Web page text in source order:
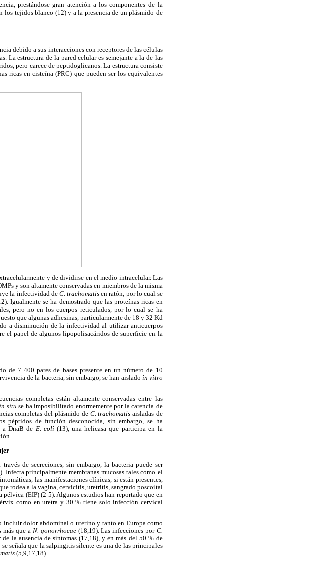
prestándose gran atención a los componentes de la
tejidos blanco (12) y a la presencia de un plásmido de
debido a sus interacciones con receptores de las células
La estructura de la pared celular es semejante a la de las
pero carece de peptidoglicanos. La estructura consiste
ricas en cisteína (PRC) que pueden ser los equivalentes
y de dividirse en el medio intracelular. Las
y son altamente conservadas en miembros de la misma
la infectividad deC. trachomatisen ratón, por lo cual se
Igualmente se ha demostrado que las proteínas ricas en
pero no en los cuerpos reticulados, por lo cual se ha
que algunas adhesinas, particularmente de 18 y 32 Kd
a disminución de la infectividad al utilizar anticuerpos
el papel de algunos lipopolisacáridos de superficie en la
de 7 400 pares de bases presente en un número de 10
de la bacteria, sin embargo, se han aislado in vitro
completas están altamente conservadas entre las
situse ha imposibilitado enormemente por la carencia de
completas del plásmido de C. trachomatisaisladas de
péptidos de función desconocida, sin embargo, se ha
a DnaB de E. coli (13), una helicasa que participa en la
.
de secreciones, sin embargo, la bacteria puede ser
Infecta principalmente membranas mucosas tales como el
las manifestaciones clínicas, si están presentes,
rodea a la vagina, cervicitis, uretritis, sangrado poscoital
(EIP) (2-5). Algunos estudios han reportado que en
como en uretra y 30 % tiene solo infección cervical
incluir dolor abdominal o uterino y tanto en Europa como
más que a N. gonorrhoeae (18,19). Las infecciones porC.
la ausencia de síntomas (17,18), y en más del 50 % de
señala que la salpingitis silente es una de las principales
(5,9,17,18).